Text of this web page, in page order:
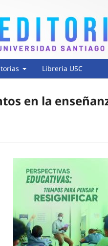
Libreria USC
en la